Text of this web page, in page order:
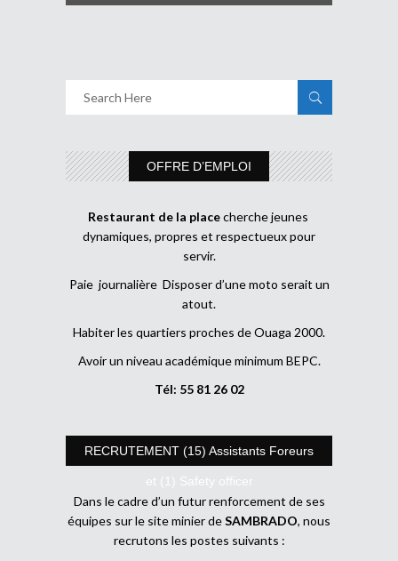
OFFRE D’EMPLOI
Restaurant de la placecherche jeunes
dynamiques, propres et respectueux pour
servir.
Paie journalière Disposer d’une moto serait un
atout.
Habiter les quartiers proches de Ouaga 2000.
Avoir un niveau académique minimum BEPC.
Tél: 55 81 26 02
RECRUTEMENT (15) Assistants Foreurs
et (1) Safety officer
Dans le cadre d’un futur renforcement de ses
équipes sur le site minier deSAMBRADO, nous
recrutons les postes suivants :